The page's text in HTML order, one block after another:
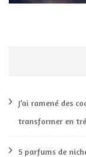
J’ai ramené des
transformer en
5 parfums de